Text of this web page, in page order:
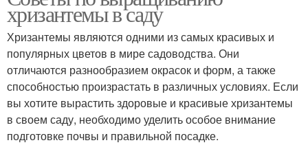
хризантемы в саду
Хризантемы являются одними из самых красивых и
популярных цветов в мире садоводства. Они
отличаются разнообразием окрасок и форм, а также
способностью произрастать в различных условиях. Если
вы хотите вырастить здоровые и красивые хризантемы
в своем саду, необходимо уделить особое внимание
подготовке почвы и правильной посадке.